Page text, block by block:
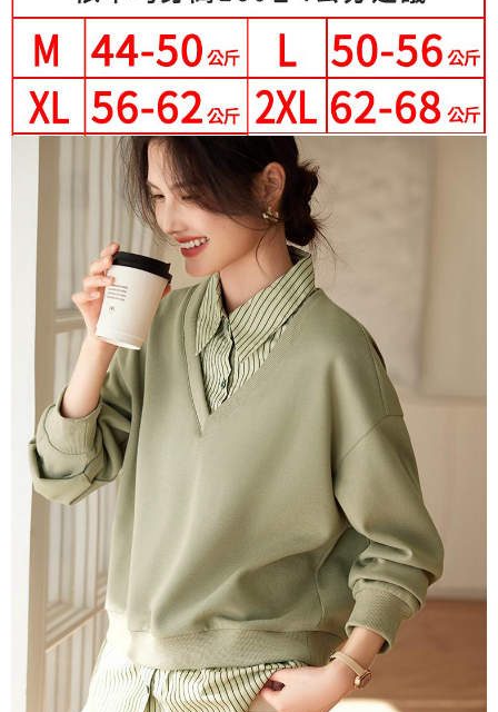
帳／街口支付／iPASS MONEY」等通路繳費。
【注意事項】
1.本服務係由「台灣大哥大股份有限公司」（以下簡稱本公司）所提供，讓
用戶於交易時，得透過本服務購買商品或服務，並由商店將買賣／分期付款
買賣價金債權讓與本公司後，依約使用本公司帳單繳交帳款。
2.基於同意付款使用「大哥付你分期」之契約關係目的，商店將以您的個人
資料（包含姓名、電話或地址）提供予台灣大哥大進項蒐集、處理及利用，
由本公司與您本人進行分期帳單所需資料之確認、核對及更正。
3.完整用戶服務條款，請詳閱以下連結：https://oppay.tw/userRule
結帳頁面，進行簡訊認證並確認金額後，即可完成結帳。
３．收到繳費通知簡訊後14天內，點擊此簡訊中的連結，可透過四大超商／
ATM／網路銀行／等多元方式進行付款，方視為交易完成。
※ 請注意：結帳手續完成當下不需立刻繳費，但若您需要取消訂單，請聯絡
購買商品的店家。未經商家同意取消之訂單仍視為有效，需透過AFTEE先享
後付繳納相關費用。
※ 交易是否成功請以「AFTEE先享後付 」之結帳頁面顯示為準，若有關於
是否繳費成功／繳費後需取消欲退款等相關疑問，請聯繫「AFTEE先享後付
https://netprotections.freshdesk.com/support/home
【注意事項】
１．透過由恩沛科技股份有限公司提供之「AFTEE先享後付」服務完成之交
易，需依本服務之必要範圍內提供個人資料，並將交易相關給付款項請求債
權轉讓予恩沛科技股份有限公司。
２．關於個人資料處理事宜，請瀏覽以下網址：
https://aftee.tw/terms/#terms3
３．未成年的使用者請事先徵得法定代理人或監護人之同意方可使用
「AFTEE先享後付」，若未經同意申辦者引起之損失，本公司不負相關責
４．使用「AFTEE先享後付」時，將依據個別帳號之用戶狀況，依本公司即
時審查核予不同之上限額度；若仍有額度不足之情形，本公司將視審查結果
請求用戶進行身份認證。
５．嚴禁一人註冊多個帳號或使用他人資訊註冊。若發現惡意使用之情形，
恩沛科技股份有限公司將有權停止該用戶之使用額度並採取法律行動。
全家付款取貨
每筆NT$80，滿NT$699(含以上)免運費
付款後全家取貨
每筆NT$80，滿NT$699(含以上)免運費
萊爾富取貨付款
每筆NT$80，滿NT$699(含以上)免運費
付款後萊爾富取貨
每筆NT$80，滿NT$699(含以上)免運費
7-11付款取貨
每筆NT$80，滿NT$699(含以上)免運費
付款後7-11取貨
每筆NT$80，滿NT$699(含以上)免運費
宅配
每筆NT$70，滿NT$699(含以上)免運費
離島-郵局寄送
每筆NT$90，滿NT$699(含以上)免運費
國家/地區配送 查看運費